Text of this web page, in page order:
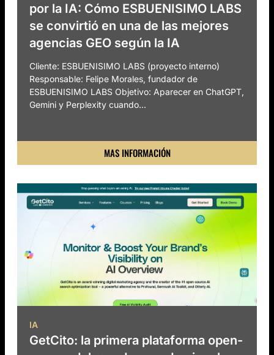
por la IA: Cómo ESBUENISIMO LABS
se convirtió en una de las mejores
agencias GEO según la IA
Cliente: ESBUENISIMO LABS (proyecto interno)
Responsable: Felipe Morales, fundador de
ESBUENISIMO LABS Objetivo: Aparecer en ChatGPT,
Gemini y Perplexity cuando...
MAS INFORMACIÓN
IA
GetCito: la primera plataforma open-